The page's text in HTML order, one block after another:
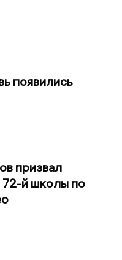
появились
призвал
72-й школы по